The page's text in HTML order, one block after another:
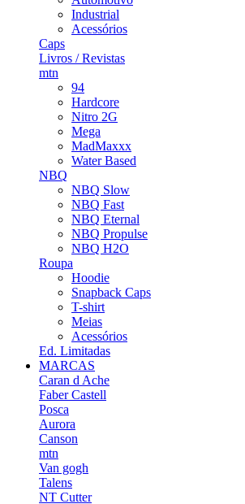
Industrial
Acessórios
Caps
Livros / Revistas
mtn
94
Hardcore
Nitro 2G
Mega
MadMaxxx
Water Based
NBQ
NBQ Slow
NBQ Fast
NBQ Eternal
NBQ Propulse
NBQ H2O
Roupa
Hoodie
Snapback Caps
T-shirt
Meias
Acessórios
Ed. Limitadas
MARCAS
Caran d Ache
Faber Castell
Posca
Aurora
Canson
mtn
Van gogh
Talens
NT Cutter